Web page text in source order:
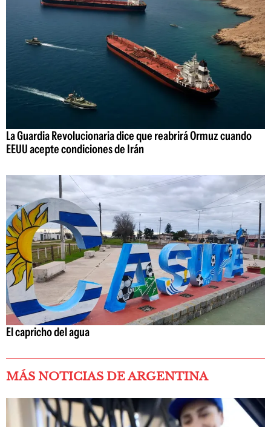
La Guardia Revolucionaria dice que reabrirá Ormuz cuando
EEUU acepte condiciones de Irán
El capricho del agua
MÁS NOTICIAS DE ARGENTINA